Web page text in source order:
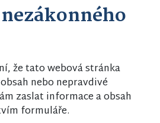
že tato webová stránka
nebo nepravdivé
zaslat informace a obsah
formuláře.